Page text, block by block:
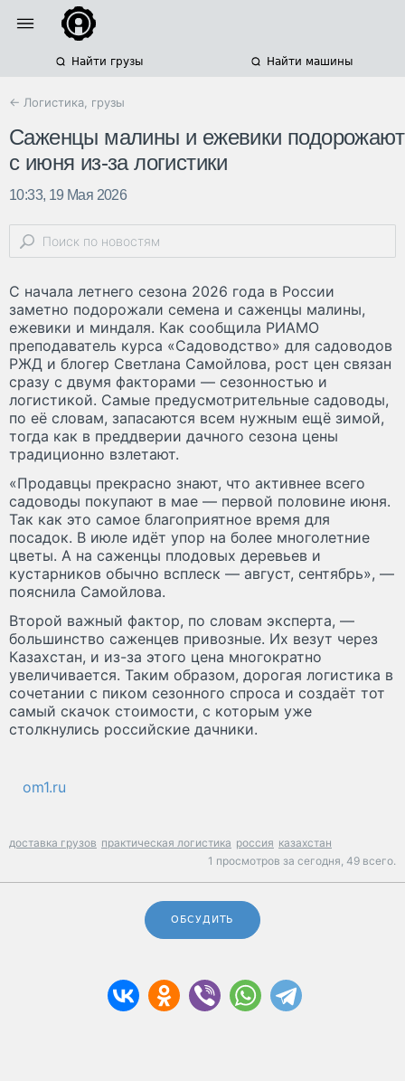
Найти грузы Найти машины
← Логистика, грузы
Саженцы малины и ежевики подорожают
с июня из-за логистики
10:33, 19 Мая 2026
С начала летнего сезона 2026 года в России
заметно подорожали семена и саженцы малины,
ежевики и миндаля. Как сообщила РИАМО
преподаватель курса «Садоводство» для садоводов
РЖД и блогер Светлана Самойлова, рост цен связан
сразу с двумя факторами — сезонностью и
логистикой. Самые предусмотрительные садоводы,
по её словам, запасаются всем нужным ещё зимой,
тогда как в преддверии дачного сезона цены
традиционно взлетают.
«Продавцы прекрасно знают, что активнее всего
садоводы покупают в мае — первой половине июня.
Так как это самое благоприятное время для
посадок. В июле идёт упор на более многолетние
цветы. А на саженцы плодовых деревьев и
кустарников обычно всплеск — август, сентябрь», —
пояснила Самойлова.
Второй важный фактор, по словам эксперта, —
большинство саженцев привозные. Их везут через
Казахстан, и из-за этого цена многократно
увеличивается. Таким образом, дорогая логистика в
сочетании с пиком сезонного спроса и создаёт тот
самый скачок стоимости, с которым уже
столкнулись российские дачники.
om1.ru
доставка грузов практическая логистика россия казахстан
1 просмотров за сегодня, 49 всего.
ОБСУДИТЬ